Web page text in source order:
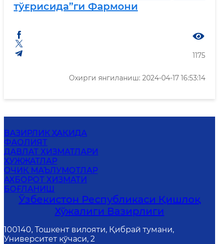
тўғрисида”ги Фармони
1175
Охирги янгиланиш: 2024-04-17 16:53:14
ВАЗИРЛИК ҲАҚИДА
ФАОЛИЯТ
ДАВЛАТ ХИЗМАТЛАРИ
ҲУЖЖАТЛАР
ОЧИҚ МАЪЛУМОТЛАР
АХБОРОТ ХИЗМАТИ
БОҒЛАНИШ
Ўзбекистон Республикаси Қишлоқ
Хўжалиги Вазирлиги
100140, Тошкент вилояти, Қибрай тумани,
Университет кўчаси, 2